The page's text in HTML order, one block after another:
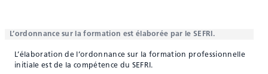
L’ordonnance sur la formation est élaborée par le SEFRI.
L’élaboration de l’ordonnance sur la formation professionnelle
initiale est de la compétence du SEFRI.